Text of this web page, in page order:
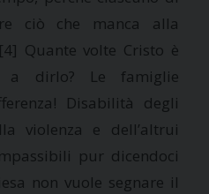
ciò che manca alla
[4] Quante volte Cristo è
a dirlo? Le famiglie
Disabilità degli
violenza e dell’altrui
pur dicendoci
non vuole segnare il